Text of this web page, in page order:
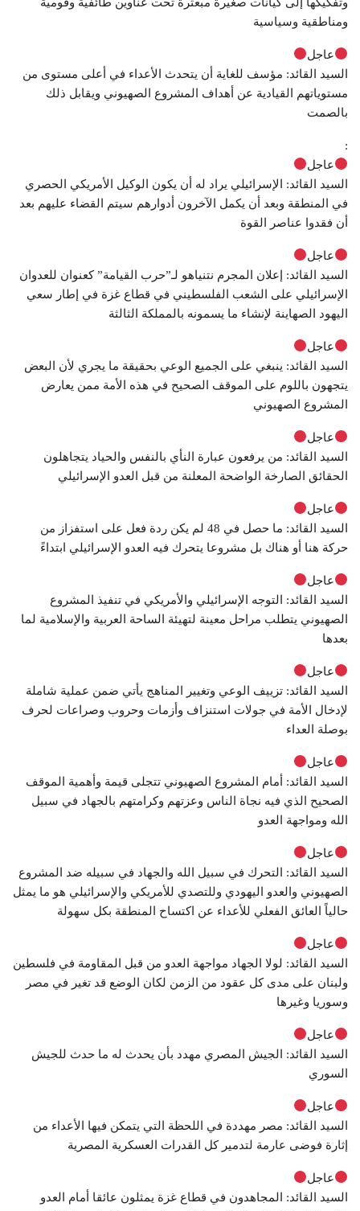
ومناطقية وسياسية
عاجل
السيد القائد: مؤسف للغاية أن يتحدث الأعداء في أعلى مستوى من
مستوياتهم القيادية عن أهداف المشروع الصهيوني ويقابل ذلك
بالصمت
:
عاجل
السيد القائد: الإسرائيلي يراد له أن يكون الوكيل الأمريكي الحصري
في المنطقة وبعد أن يكمل الآخرون أدوارهم سيتم القضاء عليهم بعد
أن فقدوا عناصر القوة
عاجل
السيد القائد: إعلان المجرم نتنياهو لـ”حرب القيامة” كعنوان للعدوان
الإسرائيلي على الشعب الفلسطيني في قطاع غزة في إطار سعي
اليهود الصهاينة لإنشاء ما يسمونه بالمملكة الثالثة
عاجل
السيد القائد: ينبغي على الجميع الوعي بحقيقة ما يجري لأن البعض
يتجهون باللوم على الموقف الصحيح في هذه الأمة ممن يعارض
المشروع الصهيوني
عاجل
السيد القائد: من يرفعون عبارة النأي بالنفس والحياد يتجاهلون
الحقائق الصارخة الواضحة المعلنة من قبل العدو الإسرائيلي
عاجل
السيد القائد: ما حصل في 48 لم يكن ردة فعل على استفزاز من
حركة هنا أو هناك بل مشروعا يتحرك فيه العدو الإسرائيلي ابتداءً
عاجل
السيد القائد: التوجه الإسرائيلي والأمريكي في تنفيذ المشروع
الصهيوني يتطلب مراحل معينة لتهيئة الساحة العربية والإسلامية لما
بعدها
عاجل
السيد القائد: تزييف الوعي وتغيير المناهج يأتي ضمن عملية شاملة
لإدخال الأمة في جولات استنزاف وأزمات وحروب وصراعات لحرف
بوصلة العداء
عاجل
السيد القائد: أمام المشروع الصهيوني تتجلى قيمة وأهمية الموقف
الصحيح الذي فيه نجاة الناس وعزتهم وكرامتهم بالجهاد في سبيل
الله ومواجهة العدو
عاجل
السيد القائد: التحرك في سبيل الله والجهاد في سبيله ضد المشروع
الصهيوني والعدو اليهودي وللتصدي للأمريكي والإسرائيلي هو ما يمثل
حالياً العائق الفعلي للأعداء عن اكتساح المنطقة بكل سهولة
عاجل
السيد القائد: لولا الجهاد مواجهة العدو من قبل المقاومة في فلسطين
ولبنان على مدى كل عقود من الزمن لكان الوضع قد تغير في مصر
وسوريا وغيرها
عاجل
السيد القائد: الجيش المصري مهدد بأن يحدث له ما حدث للجيش
السوري
عاجل
السيد القائد: مصر مهددة في اللحظة التي يتمكن فيها الأعداء من
إثارة فوضى عارمة لتدمير كل القدرات العسكرية المصرية
عاجل
السيد القائد: المجاهدون في قطاع غزة يمثلون عائقا أمام العدو